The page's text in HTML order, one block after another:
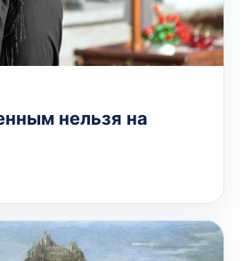
нельзя на